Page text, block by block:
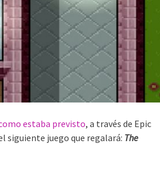
estaba previsto, a través de Epic
siguiente juego que regalará: The